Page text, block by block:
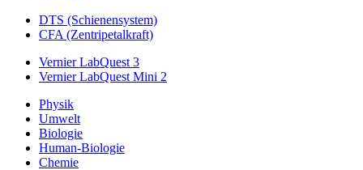
DTS (Schienensystem)
CFA (Zentripetalkraft)
Vernier LabQuest 3
Vernier LabQuest Mini 2
Physik
Umwelt
Biologie
Human-Biologie
Chemie